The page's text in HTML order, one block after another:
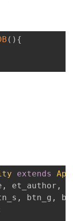
( ) {
extends
, et_author ,
, btn_g ,